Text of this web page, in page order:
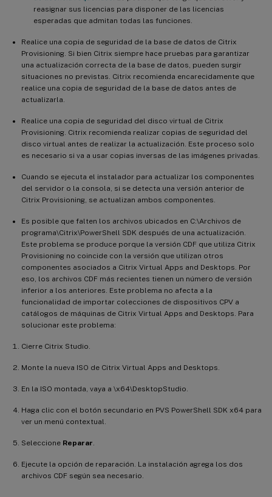
reasignar sus licencias para disponer de las licencias
esperadas que admitan todas las funciones.
Realice una copia de seguridad de la base de datos de Citrix
Provisioning. Si bien Citrix siempre hace pruebas para garantizar
una actualización correcta de la base de datos, pueden surgir
situaciones no previstas. Citrix recomienda encarecidamente que
realice una copia de seguridad de la base de datos antes de
actualizarla.
Realice una copia de seguridad del disco virtual de Citrix
Provisioning. Citrix recomienda realizar copias de seguridad del
disco virtual antes de realizar la actualización. Este proceso solo
es necesario si va a usar copias inversas de las imágenes privadas.
Cuando se ejecuta el instalador para actualizar los componentes
del servidor o la consola, si se detecta una versión anterior de
Citrix Provisioning, se actualizan ambos componentes.
Es posible que falten los archivos ubicados en C:\Archivos de
programa\Citrix\PowerShell SDK después de una actualización.
Este problema se produce porque la versión CDF que utiliza Citrix
Provisioning no coincide con la versión que utilizan otros
componentes asociados a Citrix Virtual Apps and Desktops. Por
eso, los archivos CDF más recientes tienen un número de versión
inferior a los anteriores. Este problema no afecta a la
funcionalidad de importar colecciones de dispositivos CPV a
catálogos de máquinas de Citrix Virtual Apps and Desktops. Para
solucionar este problema:
Cierre Citrix Studio.
Monte la nueva ISO de Citrix Virtual Apps and Desktops.
En la ISO montada, vaya a \x64\DesktopStudio.
Haga clic con el botón secundario en PVS PowerShell SDK x64 para
ver un menú contextual.
Seleccione Reparar
Ejecute la opción de reparación. La instalación agrega los dos
archivos CDF según sea necesario.